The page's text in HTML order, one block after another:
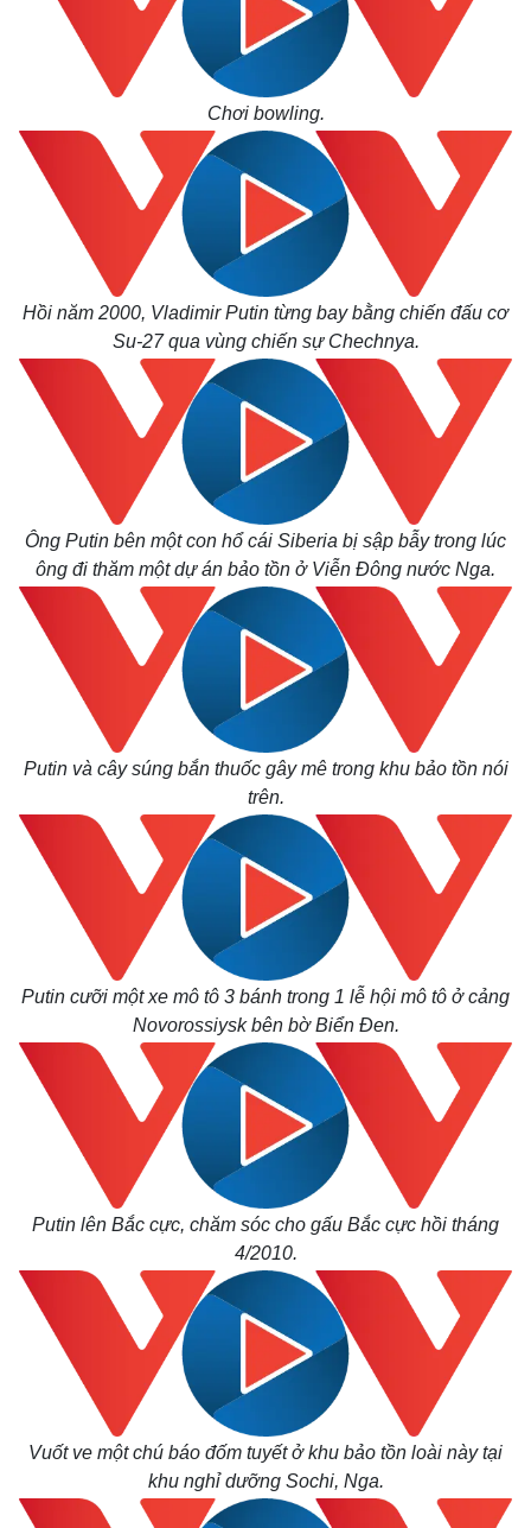
Bất động sản
Thị trường
Giá vàng
Tiêu dùng
Tỷ giá
Chứng khoán
Giá cà phê
Chơi bowling.
Hồi năm 2000, Vladimir Putin từng bay bằng chiến đấu cơ
Su-27 qua vùng chiến sự Chechnya.
Ông Putin bên một con hổ cái Siberia bị sập bẫy trong lúc
ông đi thăm một dự án bảo tồn ở Viễn Đông nước Nga.
Putin và cây súng bắn thuốc gây mê trong khu bảo tồn nói
trên.
Putin cưỡi một xe mô tô 3 bánh trong 1 lễ hội mô tô ở cảng
Novorossiysk bên bờ Biển Đen.
Putin lên Bắc cực, chăm sóc cho gấu Bắc cực hồi tháng
4/2010.
Vuốt ve một chú báo đốm tuyết ở khu bảo tồn loài này tại
khu nghỉ dưỡng Sochi, Nga.